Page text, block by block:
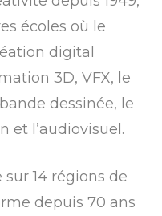
écoles où le
digital
3D, VFX, le
dessinée, le
et l’audiovisuel.
14 régions de
depuis 70 ans